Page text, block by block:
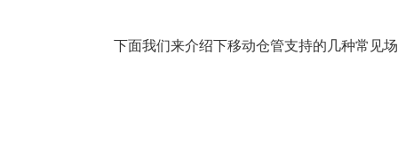
下面我们来介绍下移动仓管支持的几种常见